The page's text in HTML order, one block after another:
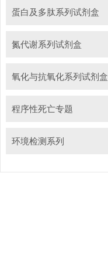
蛋白及多肽系列试剂盒
氮代谢系列试剂盒
氧化与抗氧化系列试剂盒
程序性死亡专题
环境检测系列